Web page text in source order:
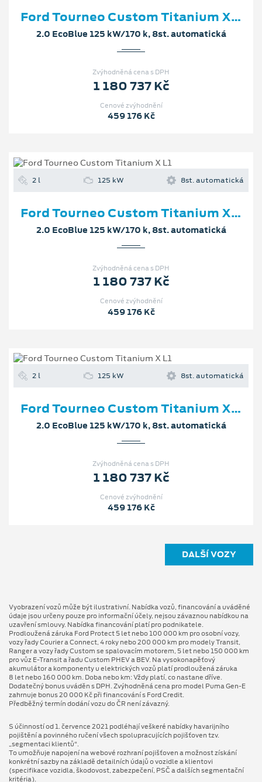
Ford Tourneo Custom Titanium X L1
2.0 EcoBlue 125 kW/170 k, 8st. automatická
Zvýhodněná cena s DPH
1 180 737 Kč
Cenové zvýhodnění
459 176 Kč
2 l 125 kW 8st. automatická
Ford Tourneo Custom Titanium X L1
2.0 EcoBlue 125 kW/170 k, 8st. automatická
Zvýhodněná cena s DPH
1 180 737 Kč
Cenové zvýhodnění
459 176 Kč
2 l 125 kW 8st. automatická
Ford Tourneo Custom Titanium X L1
2.0 EcoBlue 125 kW/170 k, 8st. automatická
Zvýhodněná cena s DPH
1 180 737 Kč
Cenové zvýhodnění
459 176 Kč
DALŠÍ VOZY
Vyobrazení vozů může být ilustrativní. Nabídka vozů, financování a uváděné
údaje jsou určeny pouze pro informační účely, nejsou závaznou nabídkou na
uzavření smlouvy. Nabídka financování platí pro podnikatele.
Prodloužená záruka Ford Protect 5 let nebo 100 000 km pro osobní vozy,
vozy řady Courier a Connect, 4 roky nebo 200 000 km pro modely Transit,
Ranger a vozy řady Custom se spalovacím motorem, 5 let nebo 150 000 km
pro vůz E-Transit a řadu Custom PHEV a BEV. Na vysokonapěťový
akumulátor a komponenty u elektrických vozů platí prodloužená záruka
8 let nebo 160 000 km. Doba nebo km: Vždy platí, co nastane dříve.
Dodatečný bonus uváděn s DPH. Zvýhodněná cena pro model Puma Gen⁠-⁠E
zahrnuje bonus 20 000 Kč při financování s Ford Credit.
Předběžný termín dodání vozu do ČR není závazný.
S účinností od 1. července 2021 podléhají veškeré nabídky havarijního
pojištění a povinného ručení všech spolupracujících pojišťoven tzv.
„segmentaci klientů“.
To umožňuje napojení na webové rozhraní pojišťoven a možnost získání
konkrétní sazby na základě detailních údajů o vozidle a klientovi
(specifikace vozidla, škodovost, zabezpečení, PSČ a dalších segmentační
kritéria).